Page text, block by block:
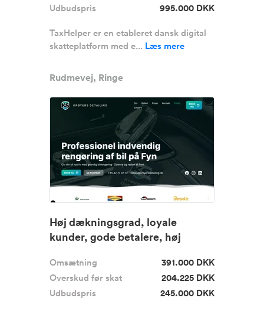
Udbudspris
995.000 DKK
TaxHelper er en etableret dansk digital
skatteplatform med e... Læs mere
Rudmevej, Ringe
Høj dækningsgrad, loyale
kunder, gode betalere, høj
Omsætning
391.000 DKK
Overskud før skat
204.225 DKK
Udbudspris
245.000 DKK